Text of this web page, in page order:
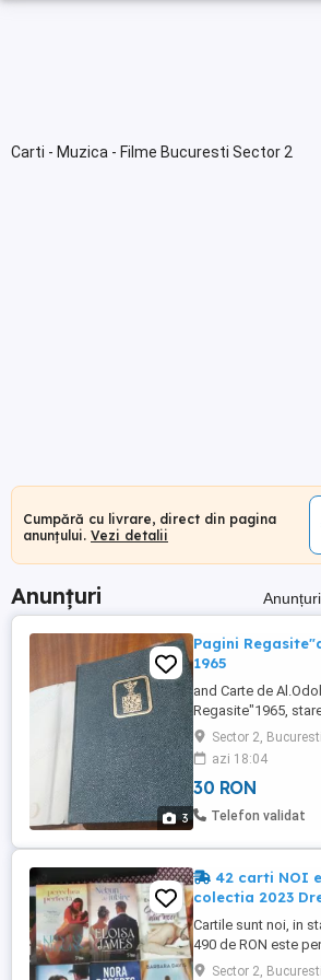
Carti - Muzica - Filme Bucuresti Sector 2
Cumpără cu livrare, direct din pagina
anunțului. Vezi detalii
Anunțuri
3
Pagini
1965
and Carte de
Regasite"1965,
Sector 2, Bucuresti
azi 18:04
30 RON
Telefon validat
42 carti NOI
colectia 2023
Cartile sunt noi, in
490 de RON este
cumparata integral.
Sector 2, Bucuresti